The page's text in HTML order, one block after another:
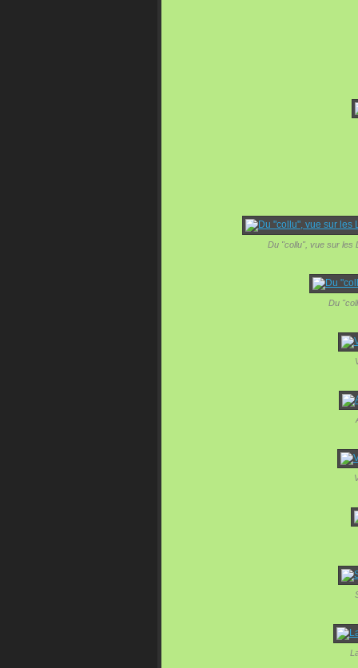
Du "collu", vue sur les
Du